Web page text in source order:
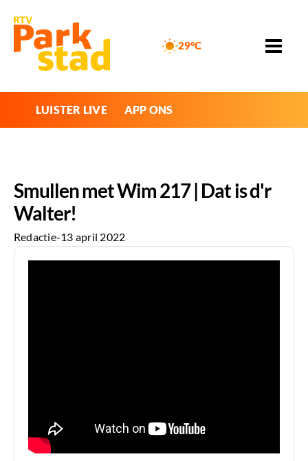
29°C
LUISTER LIVE APP ONS
Smullen met Wim 217 | Dat is d'r
Walter!
Redactie-13 april 2022